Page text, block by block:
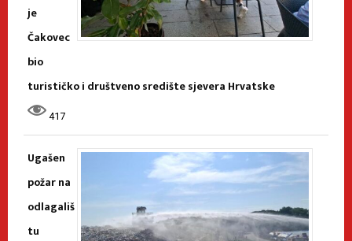
je
Čakovec
bio
turističko i društveno središte sjevera Hrvatske
417
Ugašen
požar na
odlagališ
tu